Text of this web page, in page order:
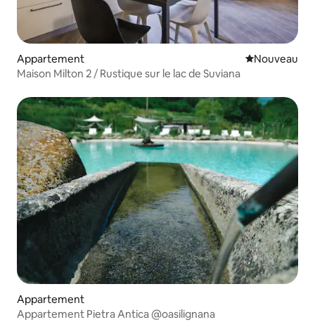
Appartement Nouvel
Nouveau
Maison Milton 2 / Rustique sur le lac de Suviana
Appartement
Appartement Pietra Antica @oasilignana